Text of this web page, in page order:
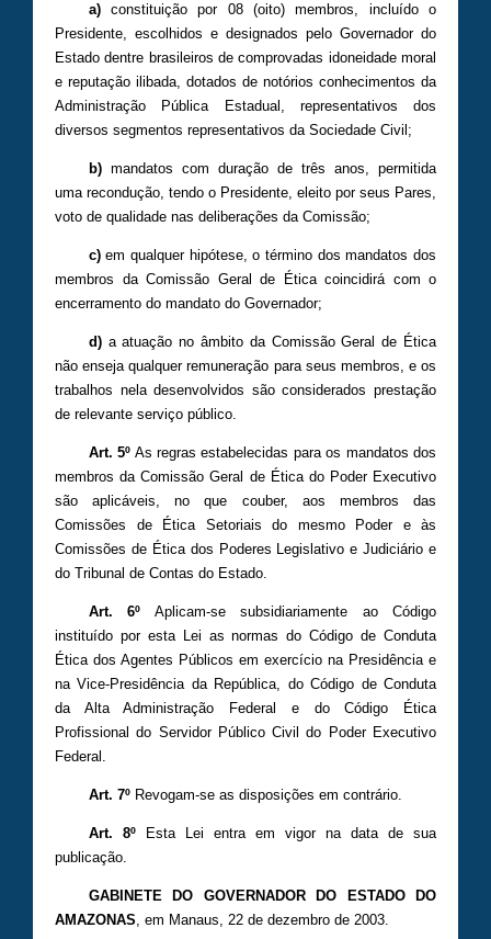
a)constituição por 08 (oito) membros, incluído o
Presidente, escolhidos e designados pelo Governador do
Estado dentre brasileiros de comprovadas idoneidade moral
e reputação ilibada, dotados de notórios conhecimentos da
Administração Pública Estadual, representativos dos
diversos segmentos representativos da Sociedade Civil;
b)mandatos com duração de três anos, permitida
uma recondução, tendo o Presidente, eleito por seus Pares,
voto de qualidade nas deliberações da Comissão;
c)em qualquer hipótese, o término dos mandatos dos
membros da Comissão Geral de Ética coincidirá com o
encerramento do mandato do Governador;
d)a atuação no âmbito da Comissão Geral de Ética
não enseja qualquer remuneração para seus membros, e os
trabalhos nela desenvolvidos são considerados prestação
de relevante serviço público.
Art. 5º As regras estabelecidas para os mandatos dos
membros da Comissão Geral de Ética do Poder Executivo
são aplicáveis, no que couber, aos membros das
Comissões de Ética Setoriais do mesmo Poder e às
Comissões de Ética dos Poderes Legislativo e Judiciário e
do Tribunal de Contas do Estado.
Art. 6º Aplicam-se subsidiariamente ao Código
instituído por esta Lei as normas do Código de Conduta
Ética dos Agentes Públicos em exercício na Presidência e
na Vice-Presidência da República, do Código de Conduta
da Alta Administração Federal e do Código Ética
Profissional do Servidor Público Civil do Poder Executivo
Federal.
Art. 7ºRevogam-se as disposições em contrário.
Art. 8ºEsta Lei entra em vigor na data de sua
publicação.
GABINETE DO GOVERNADOR DO ESTADO DO
AMAZONAS, em Manaus, 22 de dezembro de 2003.